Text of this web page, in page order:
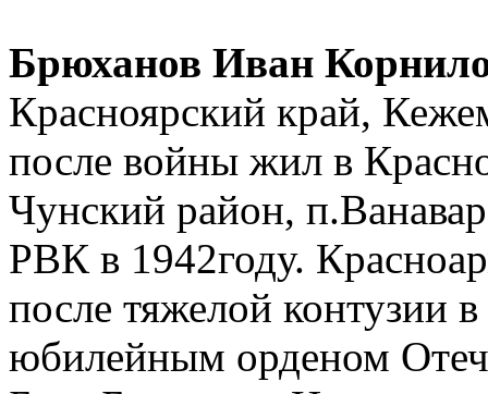
Брюханов Иван
Красноярский край,
после войны жил в
Чунский район,
РВК в 1942году.
после тяжелой контузии
юбилейным орденом